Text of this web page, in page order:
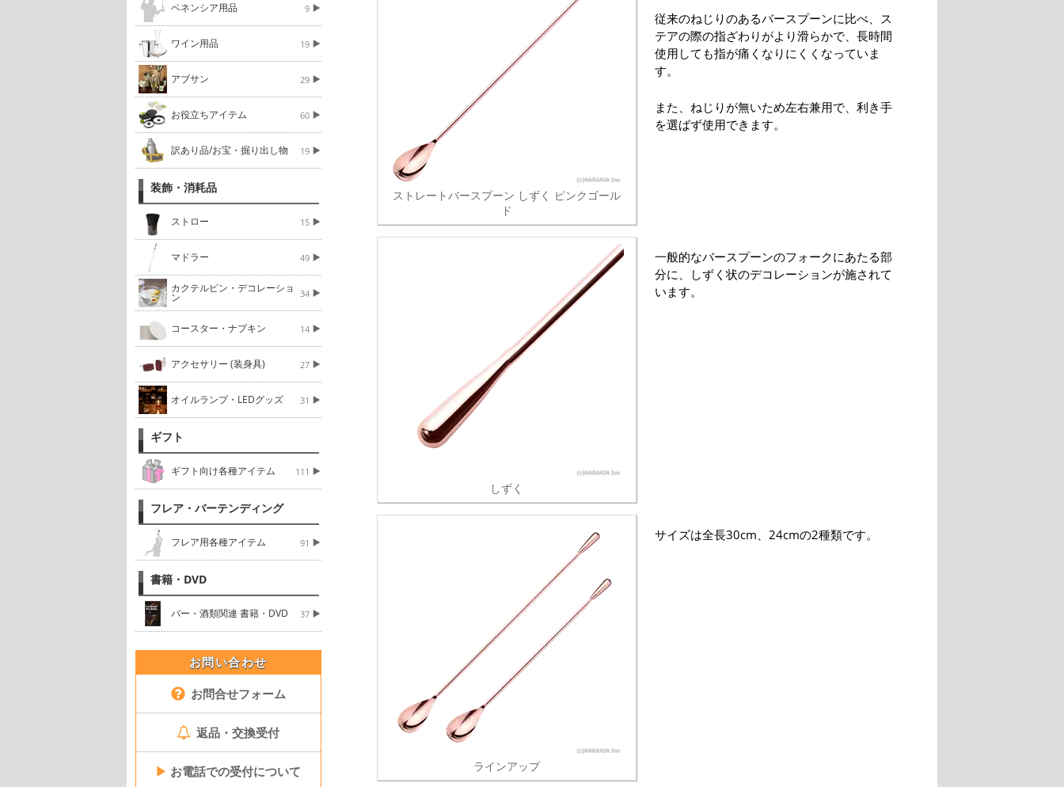
ベネンシア用品 9
ワイン用品 19
アブサン 29
お役立ちアイテム 60
訳あり品/お宝・掘り出し物 19
装飾・消耗品
ストロー 15
マドラー 49
カクテルピン・デコレーショ
ン 34
コースター・ナプキン 14
アクセサリー (装身具) 27
オイルランプ・LEDグッズ 31
ギフト
ギフト向け各種アイテム 111
フレア・バーテンディング
フレア用各種アイテム 91
書籍・DVD
バー・酒類関連 書籍・DVD 37
お問い合わせ
お問合せフォーム
返品・交換受付
▶ お電話での受付について
ストレートバースプーン しずく ピンクゴール
ド
従来のねじりのあるバースプーンに比べ、ス
テアの際の指ざわりがより滑らかで、長時間
使用しても指が痛くなりにくくなっていま
す。
また、ねじりが無いため左右兼用で、利き手
を選ばず使用できます。
しずく
一般的なバースプーンのフォークにあたる部
分に、しずく状のデコレーションが施されて
います。
ラインアップ
サイズは全長30cm、24cmの2種類です。